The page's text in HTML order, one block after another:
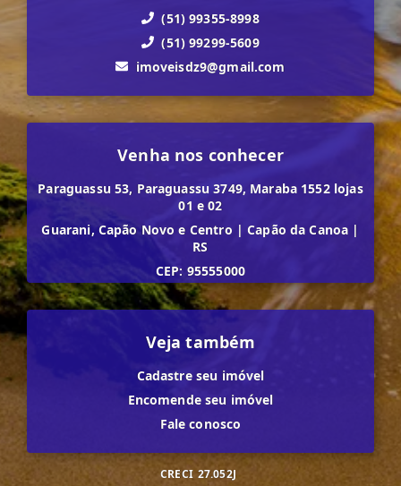
(51) 99355-8998
(51) 99299-5609
imoveisdz9@gmail.com
Venha nos conhecer
Paraguassu 53, Paraguassu 3749, Maraba 1552 lojas
01 e 02
Guarani, Capão Novo e Centro | Capão da Canoa |
RS
CEP: 95555000
Veja também
Cadastre seu imóvel
Encomende seu imóvel
Fale conosco
CRECI 27.052J